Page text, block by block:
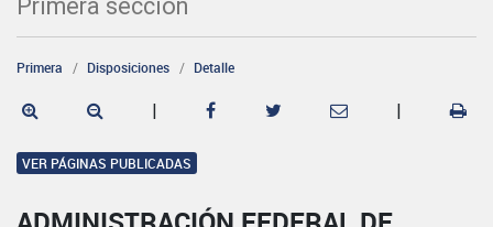
Primera sección
Primera Disposiciones Detalle
| |
VER PÁGINAS PUBLICADAS